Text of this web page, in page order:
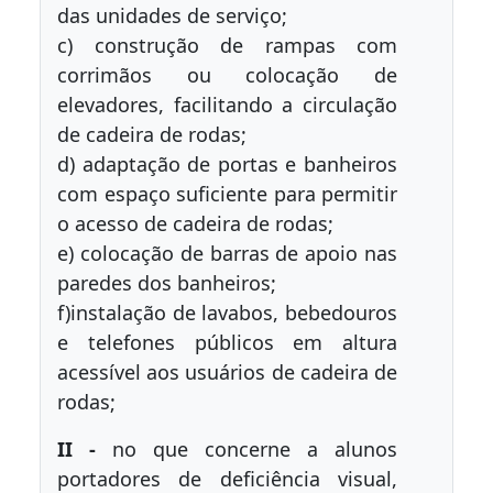
das unidades de serviço;
c) construção de rampas com
corrimãos ou colocação de
elevadores, facilitando a circulação
de cadeira de rodas;
d) adaptação de portas e banheiros
com espaço suficiente para permitir
o acesso de cadeira de rodas;
e) colocação de barras de apoio nas
paredes dos banheiros;
f)instalação de lavabos, bebedouros
e telefones públicos em altura
acessível aos usuários de cadeira de
rodas;
II - no que concerne a alunos
portadores de deficiência visual,